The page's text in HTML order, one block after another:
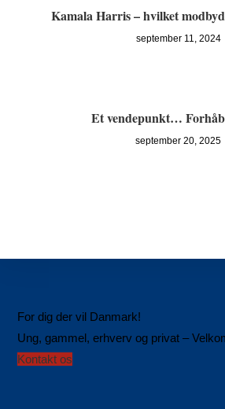
Kamala Harris – hvilket
september 11, 2024
Et vendepunkt…
september 20, 2025
For dig der vil Danmark!
Ung, gammel, erhverv og privat –
Kontakt os